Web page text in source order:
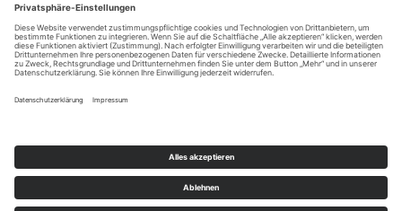
* Die Informationen erfolgen gemäß der Pkw-
Energieverbrauchskennzeichnungsverordnung. Die angegebenen Werte
wurden nach dem vorgeschriebenen Messverfahren WLTP (Worldwide
harmonized Light-duty vehicles Test Procedure) ermittelt. Der
Kraftstoffverbrauch und der CO₂-Ausstoß eines Pkw sind nicht nur von der
Fahrstil und anderen nichttechnischen Faktoren abhängig. CO₂ ist das für die
Personenkraftfahrzeuge ausgestellt oder angeboten werden. Der Leitfaden ist
Autohaus Stanglmair GmbH & Co. Betriebs KG / CROSSCAMP; Basti Hansen /